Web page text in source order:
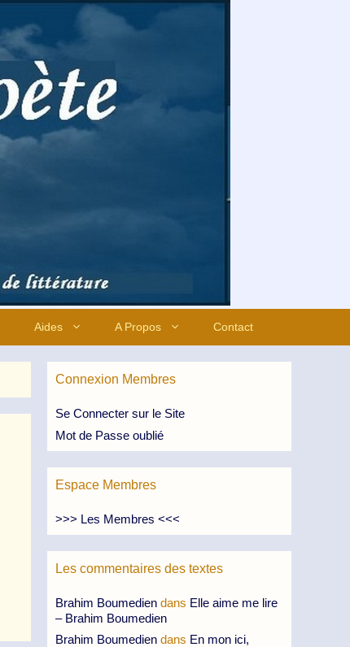
Aides A Propos Contact
Connexion Membres
Se Connecter sur le Site
Mot de Passe oublié
Espace Membres
>>> Les Membres <<<
Les commentaires des textes
Brahim Boumedien dans Elle aime me lire
– Brahim Boumedien
Brahim Boumedien dans En mon ici,